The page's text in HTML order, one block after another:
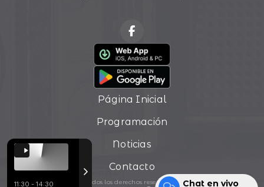
11:30 - 14:30
Página Inicial
Programación
Noticias
Contacto
Todos los derechos reservados.
Chat en vivo